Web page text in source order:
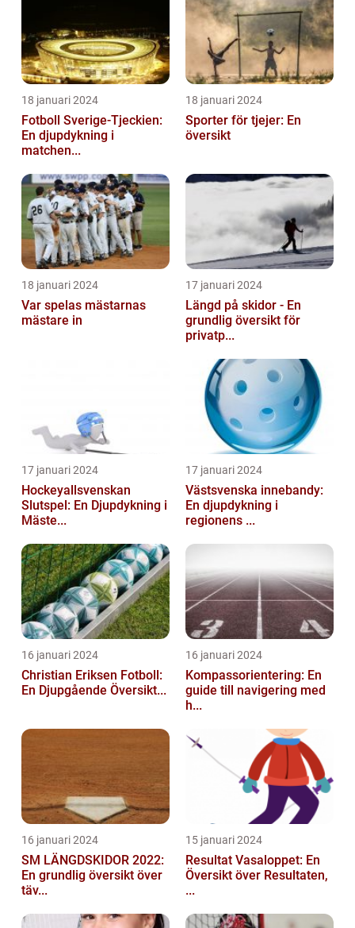
18 januari 2024
Fotboll Sverige-Tjeckien:
En djupdykning i
matchen...
18 januari 2024
Sporter för tjejer: En
översikt
18 januari 2024
Var spelas mästarnas
mästare in
17 januari 2024
Längd på skidor - En
grundlig översikt för
privatp...
17 januari 2024
Hockeyallsvenskan
Slutspel: En Djupdykning i
Mäste...
17 januari 2024
Västsvenska innebandy:
En djupdykning i
regionens ...
16 januari 2024
Christian Eriksen Fotboll:
En Djupgående Översikt...
16 januari 2024
Kompassorientering: En
guide till navigering med
h...
16 januari 2024
SM LÄNGDSKIDOR 2022:
En grundlig översikt över
täv...
15 januari 2024
Resultat Vasaloppet: En
Översikt över Resultaten,
...